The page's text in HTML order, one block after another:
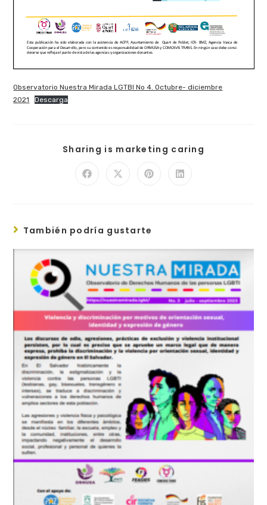
Observatorio Nuestra Mirada LGTBI No 4. Octubre- diciembre
2021
Descarga
Sharing is marketing caring
También podría gustarte